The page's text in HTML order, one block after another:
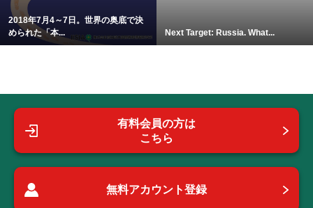
2018年7月4～7日。世界の奥底で決
められた「本...
Next Target: Russia. What...
有料会員の方は
こちら
無料アカウント登録